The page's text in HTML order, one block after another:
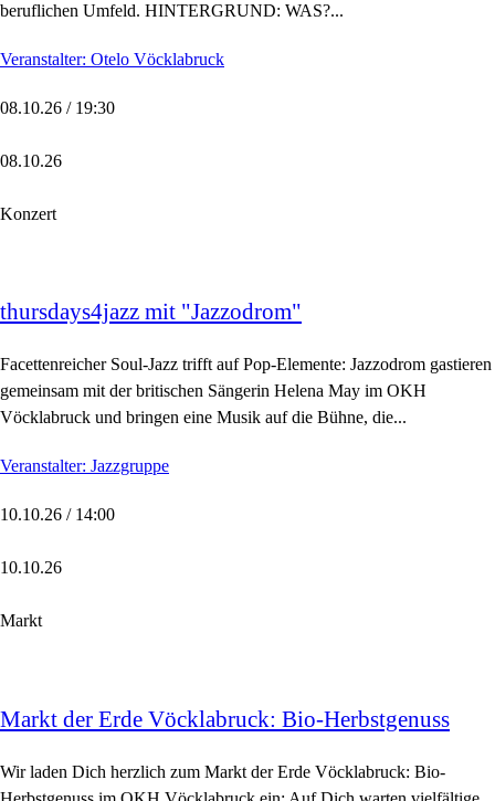
beruflichen Umfeld. HINTERGRUND: WAS?...
Veranstalter: Otelo Vöcklabruck
08.10.26 / 19:30
08.10.26
Konzert
thursdays4jazz mit "Jazzodrom"
Facettenreicher Soul-Jazz trifft auf Pop-Elemente: Jazzodrom gastieren
gemeinsam mit der britischen Sängerin Helena May im OKH
Vöcklabruck und bringen eine Musik auf die Bühne, die...
Veranstalter: Jazzgruppe
10.10.26 / 14:00
10.10.26
Markt
Markt der Erde Vöcklabruck: Bio-Herbstgenuss
Wir laden Dich herzlich zum Markt der Erde Vöcklabruck: Bio-